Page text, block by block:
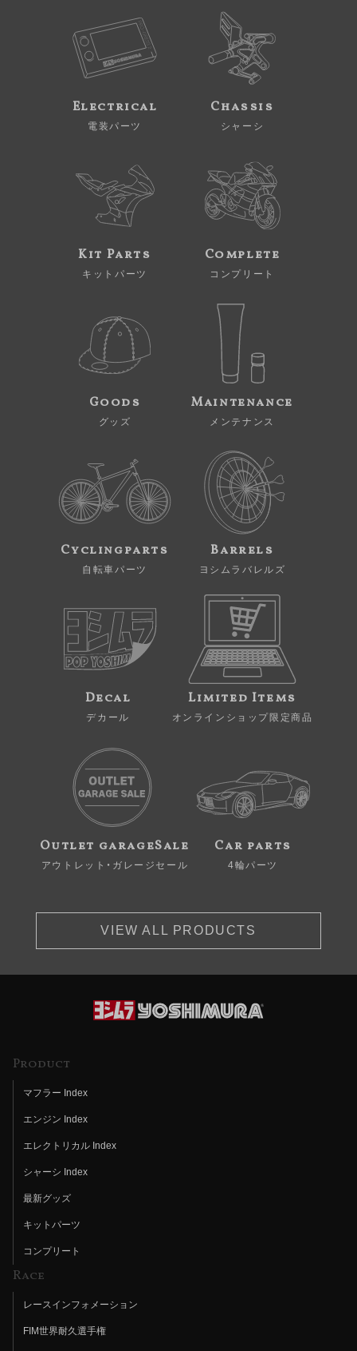
Electrical
電装パーツ
Chassis
シャーシ
Kit Parts
キットパーツ
Complete
コンプリート
Goods
グッズ
Maintenance
メンテナンス
Cyclingparts
自転車パーツ
Barrels
ヨシムラバレルズ
Decal
デカール
Limited Items
オンラインショップ限定商品
Outlet garageSale
アウトレット・ガレージセール
Car parts
4輪パーツ
VIEW ALL PRODUCTS
Product
マフラー Index
エンジン Index
エレクトリカル Index
シャーシ Index
最新グッズ
キットパーツ
コンプリート
Race
レースインフォメーション
FIM世界耐久選手権